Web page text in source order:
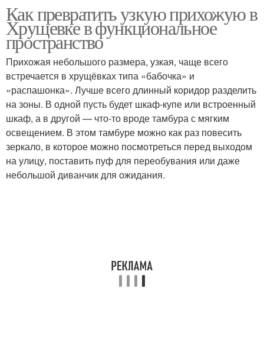
Как превратить узкую прихожую в
Хрущевке в функциональное
пространство
Прихожая небольшого размера, узкая, чаще всего
встречается в хрущёвках типа «бабочка» и
«распашонка». Лучше всего длинный коридор разделить
на зоны. В одной пусть будет шкаф-купе или встроенный
шкаф, а в другой — что-то вроде тамбура с мягким
освещением. В этом тамбуре можно как раз повесить
зеркало, в которое можно посмотреться перед выходом
на улицу, поставить пуф для переобувания или даже
небольшой диванчик для ожидания.